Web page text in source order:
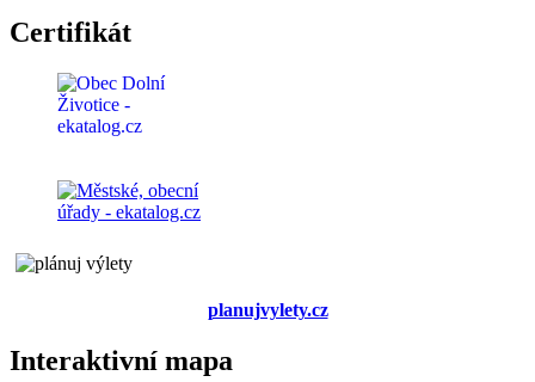
Certifikát
planujvylety.cz
Interaktivní mapa